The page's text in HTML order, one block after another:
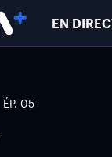
EN
ÉP. 05